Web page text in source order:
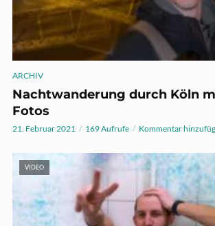
ARCHIV
Nachtwanderung durch Köln
Fotos
21. Februar 2021 169 Aufrufe Kommentar
VIDEO